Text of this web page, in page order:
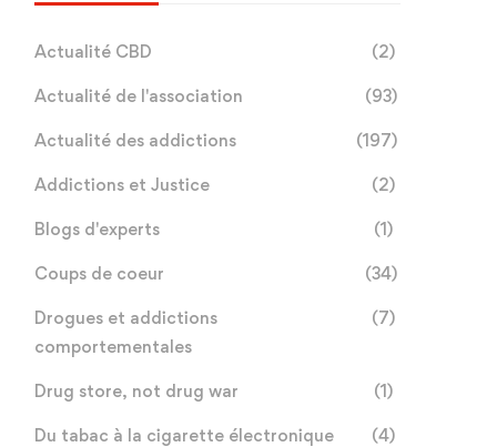
Actualité CBD (2)
Actualité de l'association (93)
Actualité des addictions (197)
Addictions et Justice (2)
Blogs d'experts (1)
Coups de coeur (34)
Drogues et addictions
comportementales
(7)
Drug store, not drug war (1)
Du tabac à la cigarette électronique (4)